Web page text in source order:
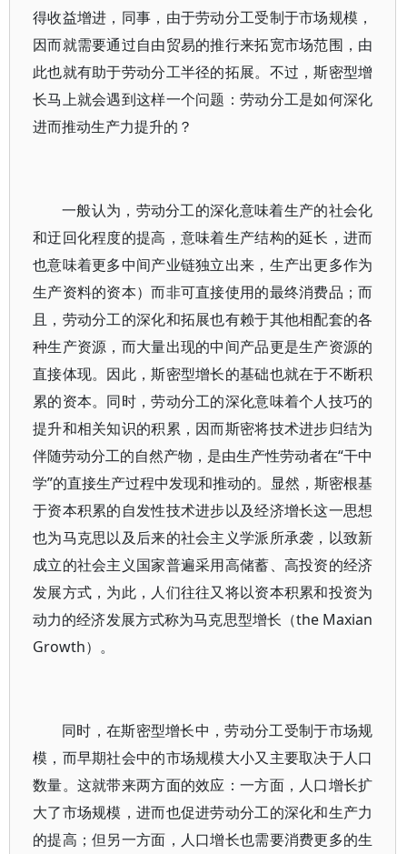
得收益增进，同事，由于劳动分工受制于市场规模，
因而就需要通过自由贸易的推行来拓宽市场范围，由
此也就有助于劳动分工半径的拓展。不过，斯密型增
长马上就会遇到这样一个问题：劳动分工是如何深化
进而推动生产力提升的？
一般认为，劳动分工的深化意味着生产的社会化
和迂回化程度的提高，意味着生产结构的延长，进而
也意味着更多中间产业链独立出来，生产出更多作为
生产资料的资本）而非可直接使用的最终消费品；而
且，劳动分工的深化和拓展也有赖于其他相配套的各
种生产资源，而大量出现的中间产品更是生产资源的
直接体现。因此，斯密型增长的基础也就在于不断积
累的资本。同时，劳动分工的深化意味着个人技巧的
提升和相关知识的积累，因而斯密将技术进步归结为
伴随劳动分工的自然产物，是由生产性劳动者在“干中
学”的直接生产过程中发现和推动的。显然，斯密根基
于资本积累的自发性技术进步以及经济增长这一思想
也为马克思以及后来的社会主义学派所承袭，以致新
成立的社会主义国家普遍采用高储蓄、高投资的经济
发展方式，为此，人们往往又将以资本积累和投资为
动力的经济发展方式称为马克思型增长（the Maxian
Growth）。
同时，在斯密型增长中，劳动分工受制于市场规
模，而早期社会中的市场规模大小又主要取决于人口
数量。这就带来两方面的效应：一方面，人口增长扩
大了市场规模，进而也促进劳动分工的深化和生产力
的提高；但另一方面，人口增长也需要消费更多的生